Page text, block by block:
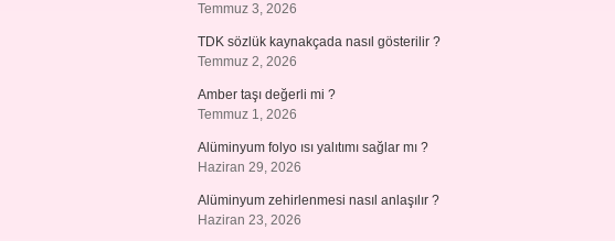
Temmuz 3, 2026
TDK sözlük kaynakçada nasıl gösterilir ?
Temmuz 2, 2026
Amber taşı değerli mi ?
Temmuz 1, 2026
Alüminyum folyo ısı yalıtımı sağlar mı ?
Haziran 29, 2026
Alüminyum zehirlenmesi nasıl anlaşılır ?
Haziran 23, 2026